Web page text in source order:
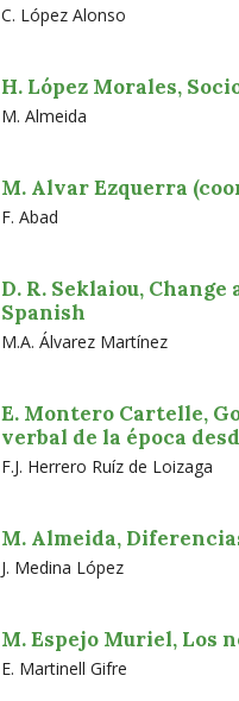
C. López Alonso
H. López Morales,
M. Almeida
M. Alvar Ezquerra
F. Abad
D. R. Seklaiou,
Spanish
M.A. Álvarez Martínez
E. Montero Cartelle,
verbal de la época
F.J. Herrero Ruíz de Loizaga
M. Almeida,
J. Medina López
M. Espejo Muriel, Los
E. Martinell Gifre